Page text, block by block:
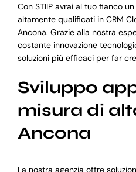
Con STIIP avrai al tuo fianco
altamente qualificati in CRM
Ancona. Grazie alla nostra
costante innovazione
soluzioni più efficaci per far
Sviluppo
misura di
Ancona
La nostra agenzia offre